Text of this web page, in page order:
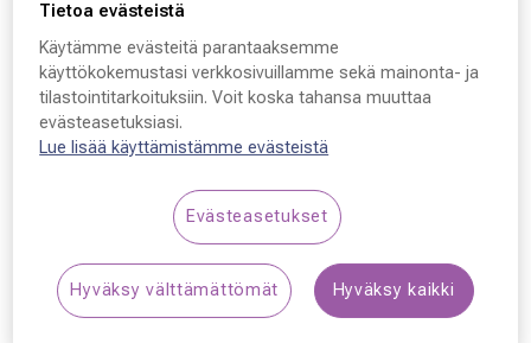
Inspiro Topaasi T C1, C1
49 - 18 - 140
109,50 €
Hinta alennettu
219,00 €Alennettu hinta
Alin hinta 30 päivän aikana ennen alennusta: 219,00 €
Synttäriale! Kaikki silmälasit –50 % sisältäen
linssit ja kehykset.
Lue lisää!
Tietoa evästeistä
Käytämme evästeitä parantaaksemme
käyttökokemustasi verkkosivuillamme sekä mainonta- ja
tilastointitarkoituksiin. Voit koska tahansa muuttaa
evästeasetuksiasi.
Lue lisää käyttämistämme evästeistä
Evästeasetukset
Hyväksy välttämättömät Hyväksy kaikki